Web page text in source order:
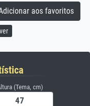
aos favoritos
(Tema, cm)